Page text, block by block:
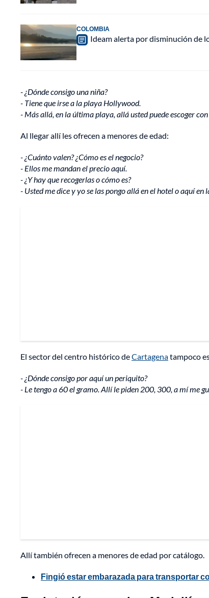
COLOMBIA
Ideam alerta por disminución de
- ¿Dónde consigo una niña?
- Tiene que irse a la playa Hollywood.
- Más allá, en la última playa, allá usted puede escoger
Al llegar allí les ofrecen a menores de edad:
- ¿Cuánto valen? ¿Cómo es el negocio?
- Ellos me mandan el precio aquí.
- ¿Y hay que recogerlas o cómo es?
- Usted me dice y yo se las pongo allá en el hotel o aquí en
El sector del centro histórico deCartagenatampoco
- ¿Dónde consigo por aquí un periquito?
- Le tengo a 60 el gramo. Allí le piden 200, 300, a mí me
Allí también ofrecen a menores de edad por catálogo.
Fingió estar embarazada para transportar